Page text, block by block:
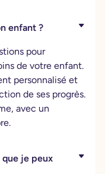
enfant ?
pour
de votre enfant.
personnalisé et
de ses progrès.
avec un
je peux